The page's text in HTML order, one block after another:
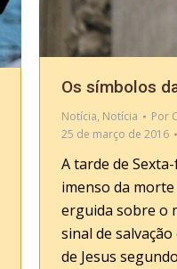
Os símbolos
Notícia, Notícia Por
25 de março de 2016
A tarde de
imenso da
erguida sobre o
sinal de salvação
de Jesus